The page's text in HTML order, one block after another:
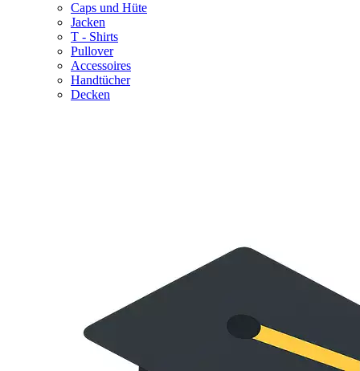
Caps und Hüte
Jacken
T - Shirts
Pullover
Accessoires
Handtücher
Decken